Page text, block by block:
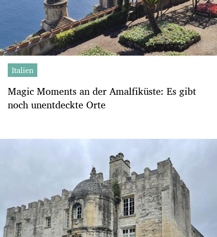
Italien
Magic Moments an der Amalfiküste: Es gibt
noch unentdeckte Orte